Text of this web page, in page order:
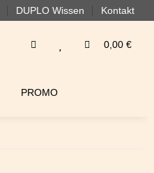
DUPLO Wissen Kontakt
0,00 €
PROMO